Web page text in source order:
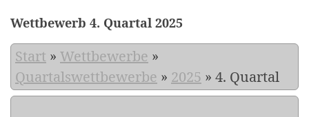
Wettbewerb 4. Quartal 2025
Start » Wettbewerbe »
Quartalswettbewerbe » 2025 » 4. Quartal